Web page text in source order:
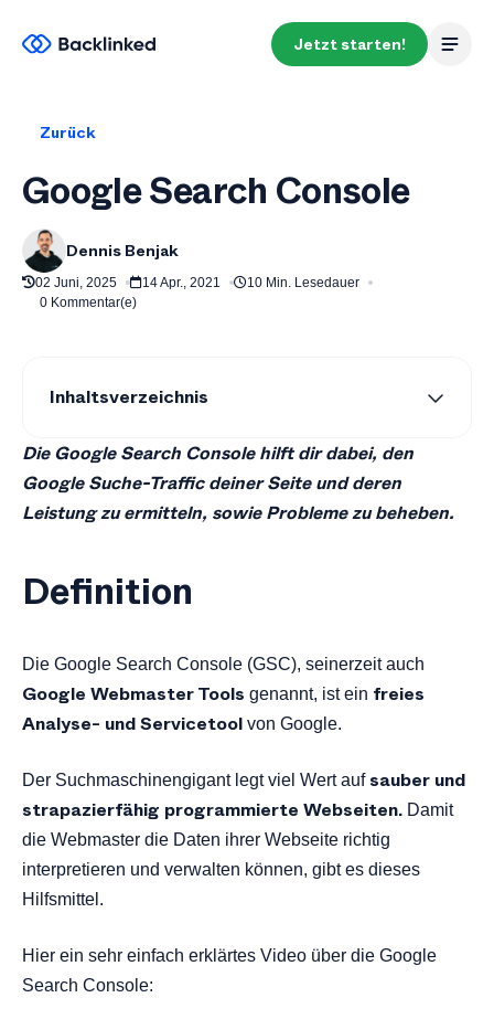
Jetzt starten!
Zurück
Google Search Console
Dennis Benjak
02 Juni, 2025 14 Apr., 2021
10 Min. Lesedauer
0 Kommentar(e)
Inhaltsverzeichnis
Allgemeines
Vorraussetzung für die Verwendung
Funktionen
Benachrichtigungen von Google
Die Google Search Console hilft dir dabei, den
Google Suche-Traffic deiner Seite und deren
Leistung zu ermitteln, sowie Probleme zu beheben.
Definition
Die Google Search Console (GSC), seinerzeit auch
Google Webmaster Tools genannt, ist ein freies
Analyse- und Servicetool von Google.
Der Suchmaschinengigant legt viel Wert auf sauber und
strapazierfähig programmierte Webseiten. Damit
die Webmaster die Daten ihrer Webseite richtig
interpretieren und verwalten können, gibt es dieses
Hilfsmittel.
Hier ein sehr einfach erklärtes Video über die Google
Search Console: